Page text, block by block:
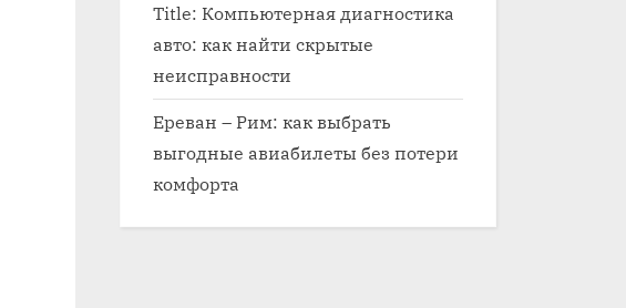
Title: Компьютерная диагностика
авто: как найти скрытые
неисправности
Ереван – Рим: как выбрать
выгодные авиабилеты без потери
комфорта